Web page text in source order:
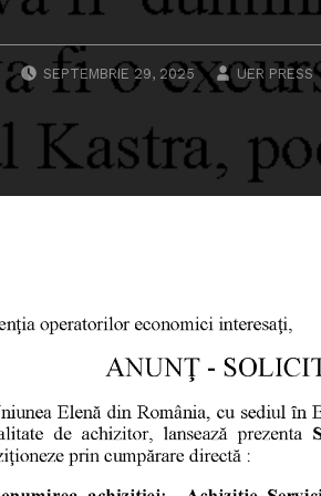
POSTED ON:
SEPTEMBRIE 29, 2025
WRITTEN
UER PRESS